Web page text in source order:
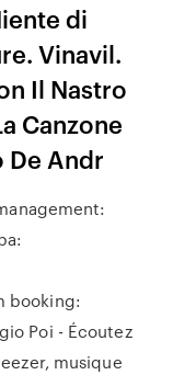
di
Vinavil.
Il Nastro
Canzone
De Andr
booking:
Poi - Écoutez
musique